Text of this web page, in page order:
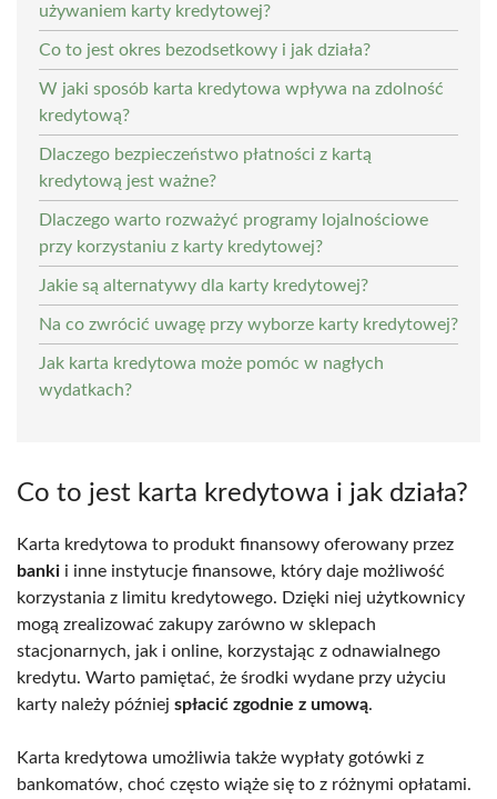
używaniem karty kredytowej?
Co to jest okres bezodsetkowy i jak działa?
W jaki sposób karta kredytowa wpływa na zdolność
kredytową?
Dlaczego bezpieczeństwo płatności z kartą
kredytową jest ważne?
Dlaczego warto rozważyć programy lojalnościowe
przy korzystaniu z karty kredytowej?
Jakie są alternatywy dla karty kredytowej?
Na co zwrócić uwagę przy wyborze karty kredytowej?
Jak karta kredytowa może pomóc w nagłych
wydatkach?
Co to jest karta kredytowa i jak działa?
Karta kredytowa to produkt finansowy oferowany przez
banki i inne instytucje finansowe, który daje możliwość
korzystania z limitu kredytowego. Dzięki niej użytkownicy
mogą zrealizować zakupy zarówno w sklepach
stacjonarnych, jak i online, korzystając z odnawialnego
kredytu. Warto pamiętać, że środki wydane przy użyciu
karty należy później spłacić zgodnie z umową.
Karta kredytowa umożliwia także wypłaty gotówki z
bankomatów, choć często wiąże się to z różnymi opłatami.